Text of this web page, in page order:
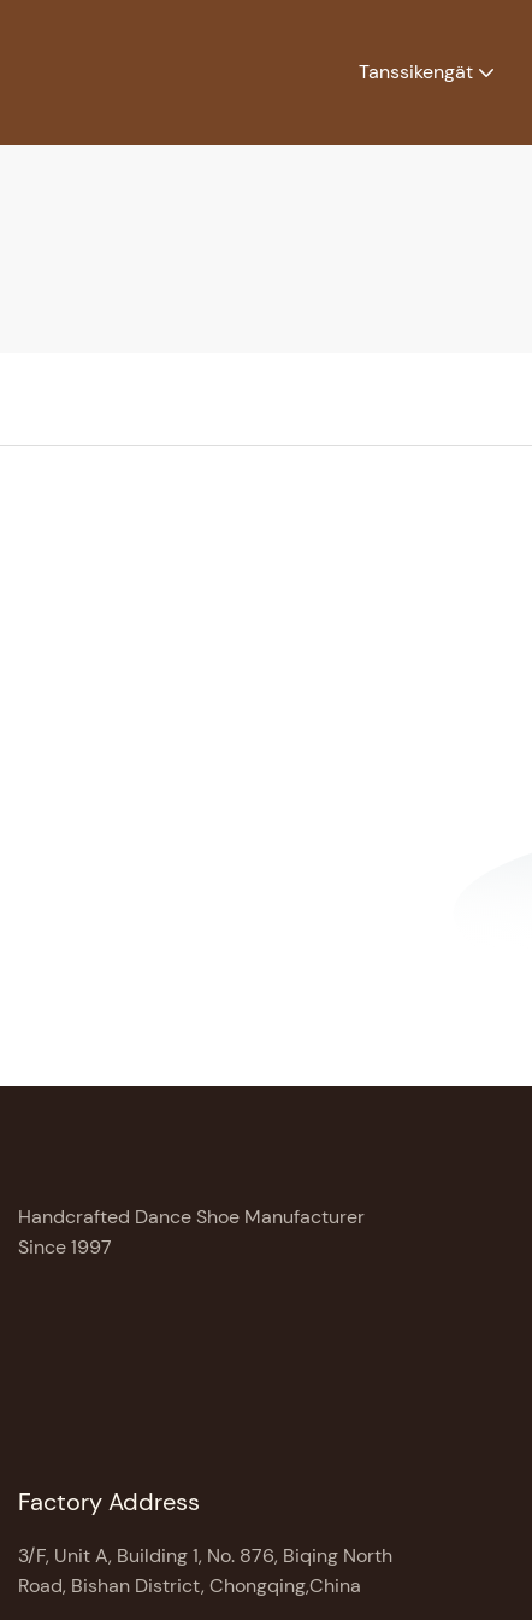
Tanssikengät
Handcrafted Dance Shoe Manufacturer
Since 1997
Factory Address
3/F, Unit A, Building 1, No. 876, Biqing North
Road, Bishan District, Chongqing,China